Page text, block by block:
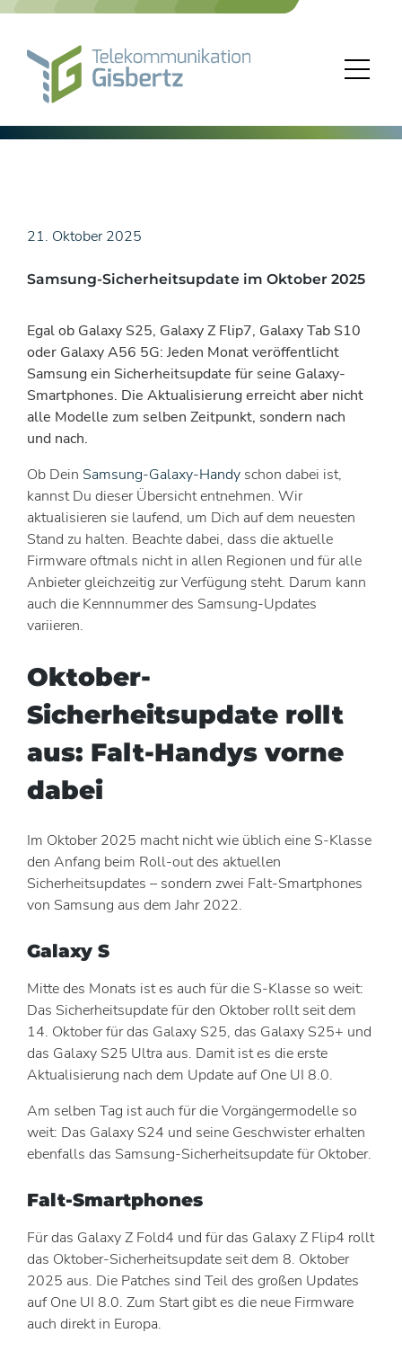
Skip
21. Oktober 2025
Samsung-Sicherheitsupdate im Oktober 2025
Egal ob Galaxy S25, Galaxy Z Flip7, Galaxy Tab S10
oder Galaxy A56 5G: Jeden Monat veröffentlicht
Samsung ein Sicherheitsupdate für seine Galaxy-
Smartphones. Die Aktualisierung erreicht aber nicht
alle Modelle zum selben Zeitpunkt, sondern nach
und nach.
Ob Dein Samsung-Galaxy-Handy schon dabei ist,
kannst Du dieser Übersicht entnehmen. Wir
aktualisieren sie laufend, um Dich auf dem neuesten
Stand zu halten. Beachte dabei, dass die aktuelle
Firmware oftmals nicht in allen Regionen und für alle
Anbieter gleichzeitig zur Verfügung steht. Darum kann
auch die Kennnummer des Samsung-Updates
variieren.
Oktober-
Sicherheitsupdate rollt
aus: Falt-Handys vorne
dabei
Im Oktober 2025 macht nicht wie üblich eine S-Klasse
den Anfang beim Roll-out des aktuellen
Sicherheitsupdates – sondern zwei Falt-Smartphones
von Samsung aus dem Jahr 2022.
Galaxy S
Mitte des Monats ist es auch für die S-Klasse so weit:
Das Sicherheitsupdate für den Oktober rollt seit dem
14. Oktober für das Galaxy S25, das Galaxy S25+ und
das Galaxy S25 Ultra aus. Damit ist es die erste
Aktualisierung nach dem Update auf One UI 8.0.
Am selben Tag ist auch für die Vorgängermodelle so
weit: Das Galaxy S24 und seine Geschwister erhalten
ebenfalls das Samsung-Sicherheitsupdate für Oktober.
Falt-Smartphones
Für das Galaxy Z Fold4 und für das Galaxy Z Flip4 rollt
das Oktober-Sicherheitsupdate seit dem 8. Oktober
2025 aus. Die Patches sind Teil des großen Updates
auf One UI 8.0. Zum Start gibt es die neue Firmware
auch direkt in Europa.